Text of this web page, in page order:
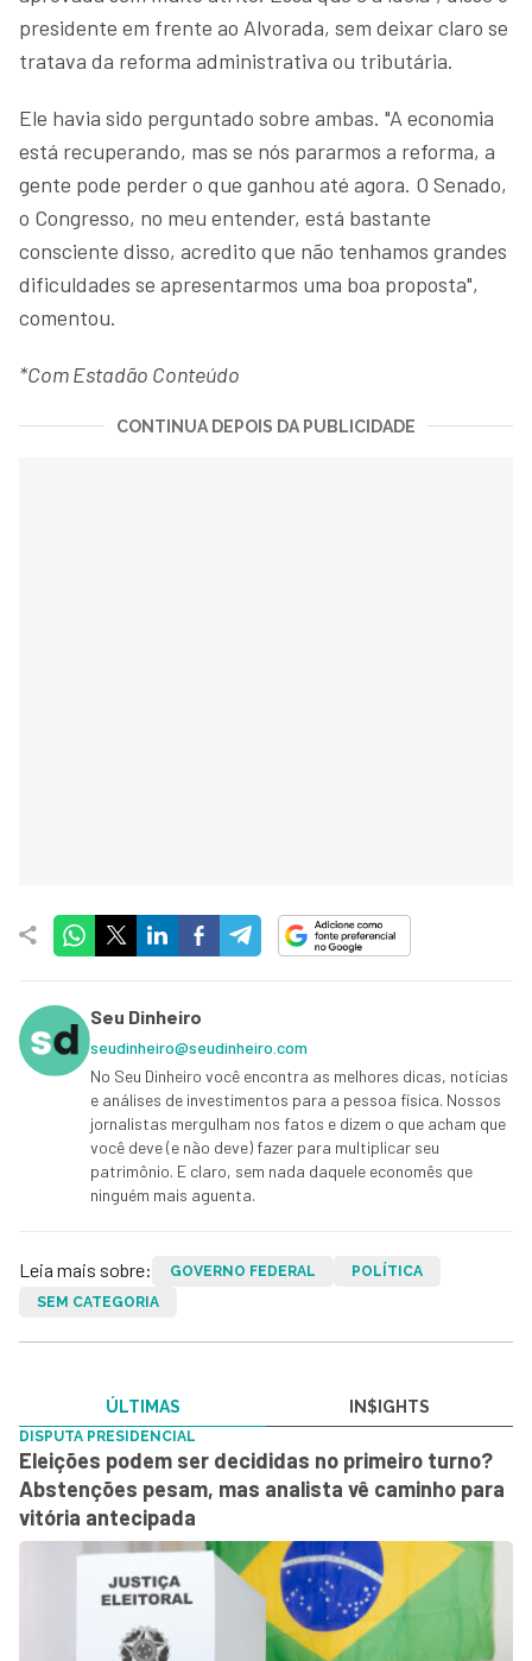
presidente em frente ao Alvorada, sem deixar claro se
tratava da reforma administrativa ou tributária.
Ele havia sido perguntado sobre ambas. "A economia
está recuperando, mas se nós pararmos a reforma, a
gente pode perder o que ganhou até agora. O Senado,
o Congresso, no meu entender, está bastante
consciente disso, acredito que não tenhamos grandes
dificuldades se apresentarmos uma boa proposta",
comentou.
*Com Estadão Conteúdo
CONTINUA DEPOIS DA PUBLICIDADE
Seu Dinheiro
seudinheiro@seudinheiro.com
No Seu Dinheiro você encontra as melhores dicas, notícias
e análises de investimentos para a pessoa física. Nossos
jornalistas mergulham nos fatos e dizem o que acham que
você deve (e não deve) fazer para multiplicar seu
patrimônio. E claro, sem nada daquele economês que
ninguém mais aguenta.
Leia mais sobre: GOVERNO FEDERAL
POLÍTICA
SEM CATEGORIA
ÚLTIMAS IN$IGHTS
DISPUTA PRESIDENCIAL
Eleições podem ser decididas no primeiro turno?
Abstenções pesam, mas analista vê caminho para
vitória antecipada